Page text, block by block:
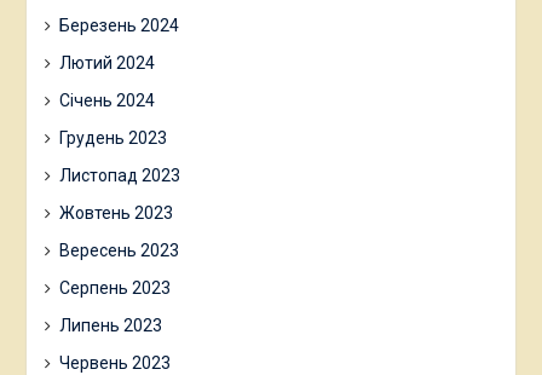
Березень 2024
Лютий 2024
Січень 2024
Грудень 2023
Листопад 2023
Жовтень 2023
Вересень 2023
Серпень 2023
Липень 2023
Червень 2023